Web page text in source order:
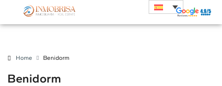
Home Benidorm
Benidorm